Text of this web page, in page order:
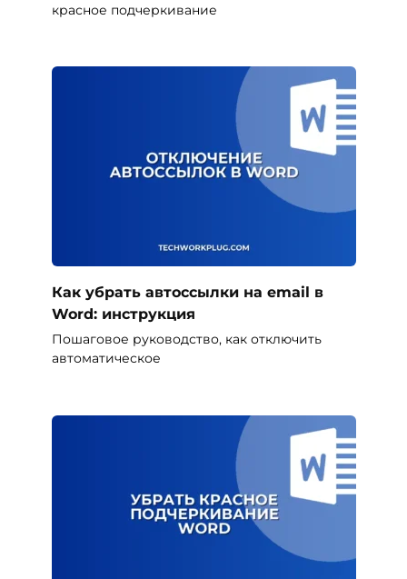
красное подчеркивание
Как убрать автоссылки на email в
Word: инструкция
Пошаговое руководство, как отключить
автоматическое